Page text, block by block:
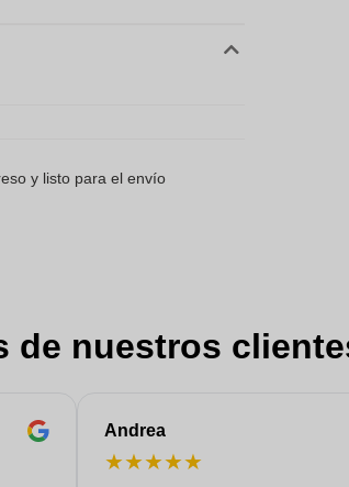
y listo para el envío
de nuestros
Andrea
★★★★★